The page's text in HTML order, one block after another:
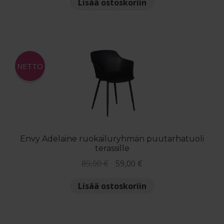
oli:
Lisää ostoskoriin
Envy Adelaine ruokailuryhmän puutarhatuoli
terassille
NETTO
89,00€
Alkuperäinen
oli:
59,00 €
on:
Lisää ostoskoriin